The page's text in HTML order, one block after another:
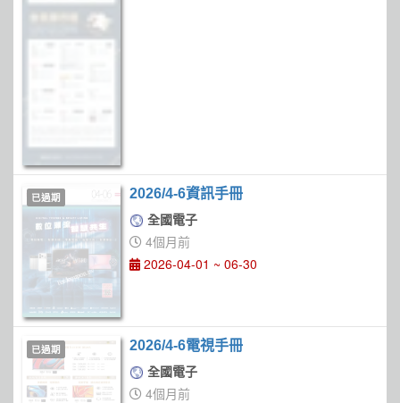
已過期 2026/4-6資訊手冊
全國電子
4個月前
2026-04-01 ~ 06-30
已過期 2026/4-6電視手冊
全國電子
4個月前